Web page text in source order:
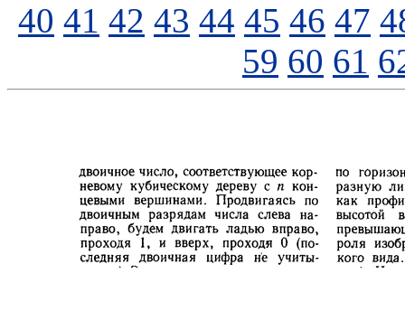
40 41 42 43 44 45 46 47
59 60 61